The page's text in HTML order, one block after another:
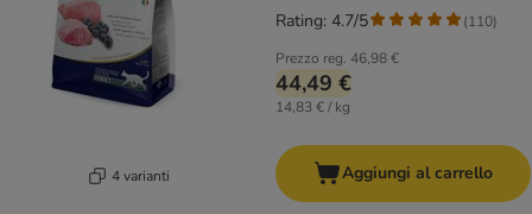
4 varianti
Prezzo reg. 46,98 €
44,49 €
14,83 € / kg
Rating: 4.7/5 (110)
Aggiungi al carrello